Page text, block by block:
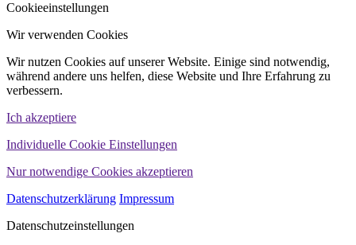
Cookieeinstellungen
Wir verwenden Cookies
Wir nutzen Cookies auf unserer Website. Einige sind notwendig,
während andere uns helfen, diese Website und Ihre Erfahrung zu
verbessern.
Ich akzeptiere
Individuelle Cookie Einstellungen
Nur notwendige Cookies akzeptieren
Datenschutzerklärung Impressum
Datenschutzeinstellungen